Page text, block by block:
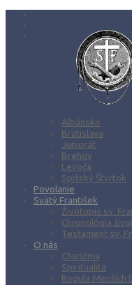
Albánsko
Bratislava
Juniorát
Brehov
Levoča
Spišský Štvrtok
Povolanie
Svätý František
Životopis sv.
Chronológia
Testament sv.
O nás
Charizma
Spiritualita
Regula Menších